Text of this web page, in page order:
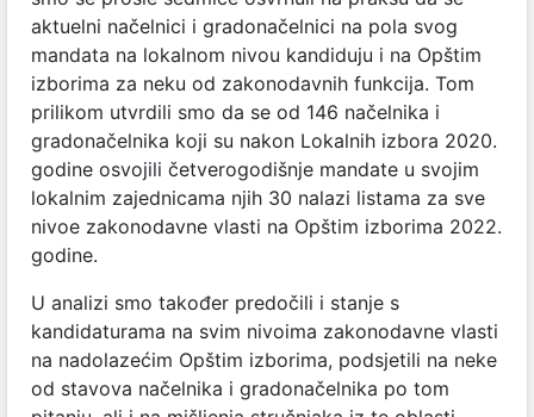
aktuelni načelnici i gradonačelnici na pola svog
mandata na lokalnom nivou kandiduju i na Opštim
izborima za neku od zakonodavnih funkcija. Tom
prilikom utvrdili smo da se od 146 načelnika i
gradonačelnika koji su nakon Lokalnih izbora 2020.
godine osvojili četverogodišnje mandate u svojim
lokalnim zajednicama njih 30 nalazi listama za sve
nivoe zakonodavne vlasti na Opštim izborima 2022.
godine.
U analizi smo također predočili i stanje s
kandidaturama na svim nivoima zakonodavne vlasti
na nadolazećim Opštim izborima, podsjetili na neke
od stavova načelnika i gradonačelnika po tom